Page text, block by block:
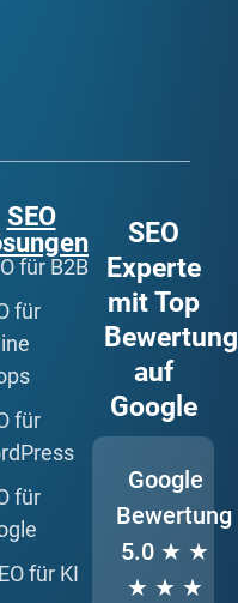
SEO
für B2B
für
für
für
für KI
SEO
Experte
mit Top
auf
Google
Google
Bewertung
5.0 ★ ★
★ ★ ★